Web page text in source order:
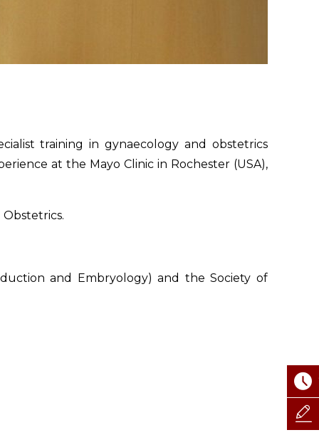
training in gynaecology and obstetrics
at the Mayo Clinic in Rochester (USA),
Obstetrics.
and Embryology) and the Society of